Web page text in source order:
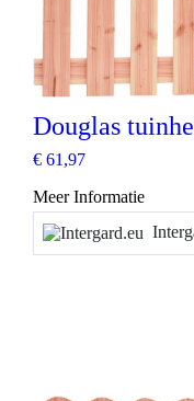
Douglas
€ 61,97
Meer Informatie